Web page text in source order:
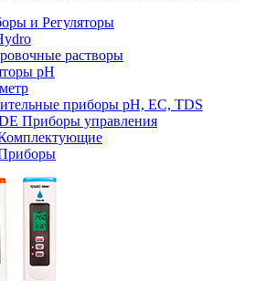
и Регуляторы
растворы
рН
приборы pH, EC, TDS
Приборы управления